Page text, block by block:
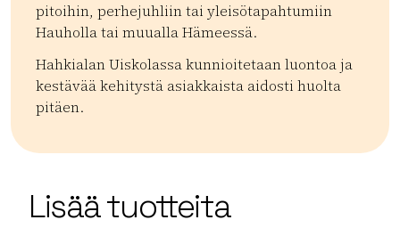
pitoihin, perhejuhliin tai yleisötapahtumiin
Hauholla tai muualla Hämeessä.
Hahkialan Uiskolassa kunnioitetaan luontoa ja
kestävää kehitystä asiakkaista aidosti huolta
pitäen.
OpenStreetMap
Lisää tuotteita